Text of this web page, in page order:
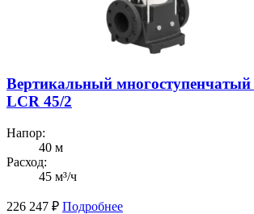
Вертикальный многоступенчатый
LCR 45/2
Напор:
40 м
Расход:
45 м³/ч
226 247 ₽ Подробнее